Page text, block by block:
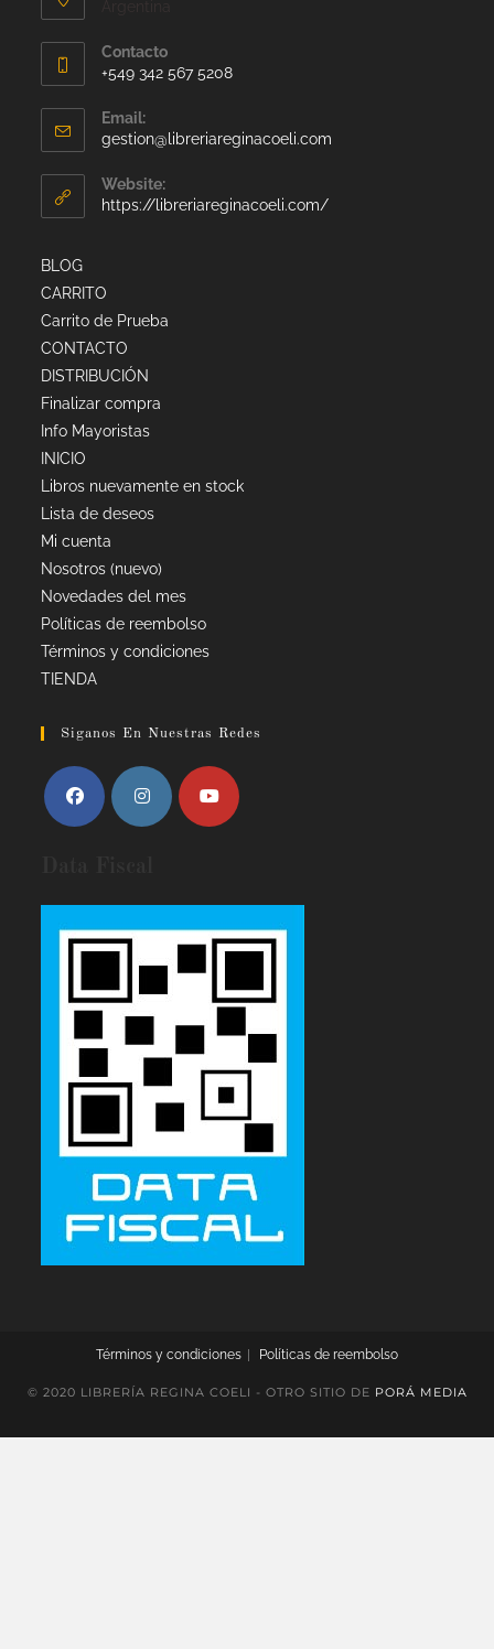
Contacto
+549 342 567 5208
Email:
gestion@libreriareginacoeli.com
Website:
https://libreriareginacoeli.com/
BLOG
CARRITO
Carrito de Prueba
CONTACTO
DISTRIBUCIÓN
Finalizar compra
Info Mayoristas
INICIO
Libros nuevamente en stock
Lista de deseos
Mi cuenta
Nosotros (nuevo)
Novedades del mes
Políticas de reembolso
Términos y condiciones
TIENDA
Siganos En Nuestras Redes
Términos y condiciones Políticas de reembolso
© 2020 LIBRERÍA REGINA COELI - OTRO SITIO DE PORÁ MEDIA